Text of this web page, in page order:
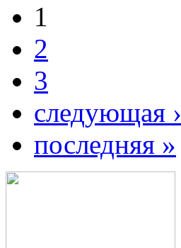
1
2
3
следующая ›
последняя »